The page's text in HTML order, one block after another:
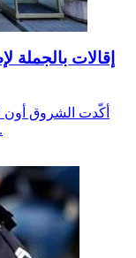
إقالات بالجملة
أكّدت الشروق أون
الأمن السياحي، اليوم الإثنين، 23 مارس 2015.